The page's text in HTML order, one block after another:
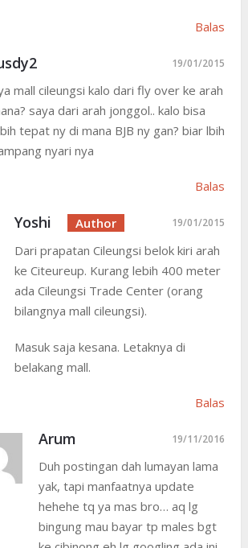
Balas
19/01/2015
mall cileungsi kalo dari fly over ke arah
saya dari arah jonggol.. kalo bisa
tepat ny di mana BJB ny gan? biar lbih
nyari nya
Balas
Yoshi 19/01/2015
Dari prapatan Cileungsi belok kiri arah
ke Citeureup. Kurang lebih 400 meter
ada Cileungsi Trade Center (orang
bilangnya mall cileungsi).
Masuk saja kesana. Letaknya di
belakang mall.
Balas
Arum 19/11/2016
Duh postingan dah lumayan lama
yak, tapi manfaatnya update
hehehe tq ya mas bro… aq lg
bingung mau bayar tp males bgt